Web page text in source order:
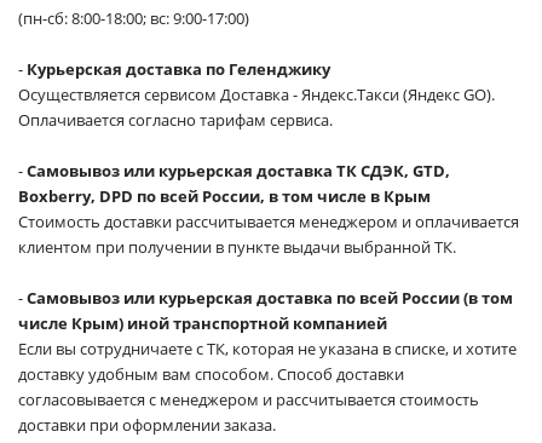
(пн-сб: 8:00-18:00; вс: 9:00-17:00)
- Курьерская доставка по Геленджику
Осуществляется сервисом Доставка - Яндекс.Такси (Яндекс GO).
Оплачивается согласно тарифам сервиса.
-Самовывоз или курьерская доставка ТК СДЭК, GTD,
Boxberry, DPD по всей России, в том числе в Крым
Стоимость доставки рассчитывается менеджером и оплачивается
клиентом при получении в пункте выдачи выбранной ТК.
-Самовывоз или курьерская доставка по всей России (в том
числе Крым) иной транспортной компанией
Если вы сотрудничаете с ТК, которая не указана в списке, и хотите
доставку удобным вам способом. Способ доставки
согласовывается с менеджером и рассчитывается стоимость
доставки при оформлении заказа.